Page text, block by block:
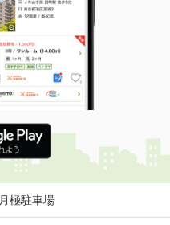
月極駐車場